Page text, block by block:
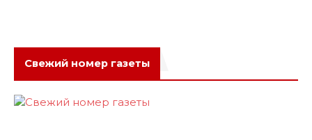
Свежий номер газеты